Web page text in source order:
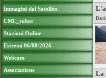
Immagini dal Satellite
CML_robot
Stazioni Online
Estremi 06/08/2026
Webcam
Associazione
La